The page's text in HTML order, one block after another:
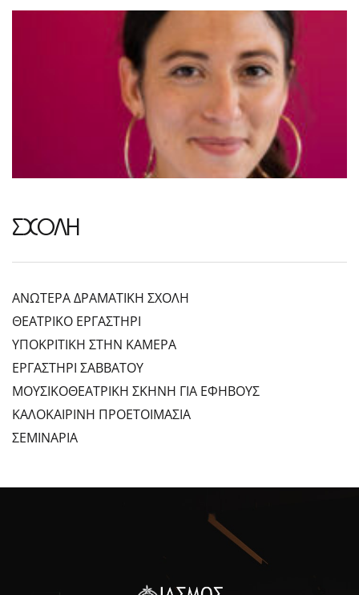
ΣΧΟΛΗ
ΑΝΩΤΕΡΑ ΔΡΑΜΑΤΙΚΗ ΣΧΟΛΗ
ΘΕΑΤΡΙΚΟ ΕΡΓΑΣΤΗΡΙ
ΥΠΟΚΡΙΤΙΚΗ ΣΤΗΝ ΚΑΜΕΡΑ
ΕΡΓΑΣΤΗΡΙ ΣΑΒΒΑΤΟΥ
ΜΟΥΣΙΚΟΘΕΑΤΡΙΚΗ ΣΚΗΝΗ ΓΙΑ ΕΦΗΒΟΥΣ
ΚΑΛΟΚΑΙΡΙΝΗ ΠΡΟΕΤΟΙΜΑΣΙΑ
ΣΕΜΙΝΑΡΙΑ